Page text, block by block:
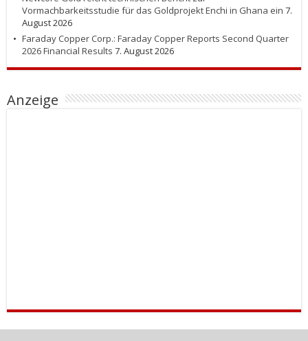
Vormachbarkeitsstudie für das Goldprojekt Enchi in Ghana ein 7.
August 2026
Faraday Copper Corp.: Faraday Copper Reports Second Quarter
2026 Financial Results 7. August 2026
Anzeige